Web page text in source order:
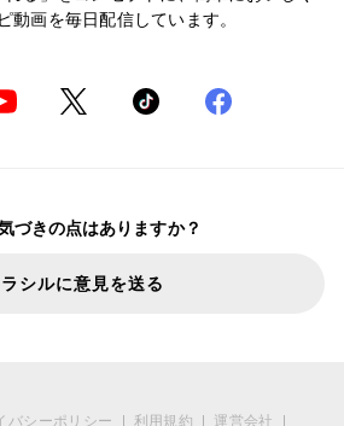
動画を毎日配信しています。
づきの点はありますか？
シルに意見を送る
バシーポリシー 利用規約 運営会社